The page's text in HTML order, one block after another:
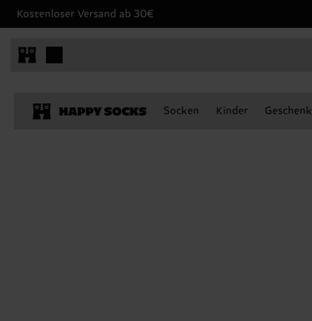
Kostenloser Versand ab 30€
Socken Kinder